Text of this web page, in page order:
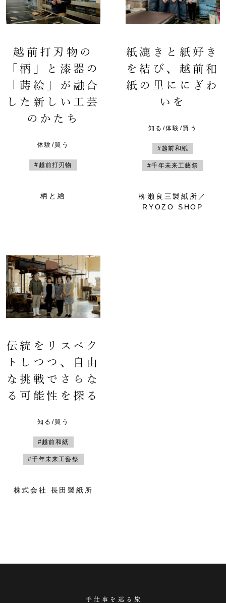
越前打刃物の
「柄」と漆器の
「蒔絵」が融合
した新しい工芸
のかたち
体験/買う
#越前打刃物
柄と繪
紙漉きと紙好き
を結び、越前和
紙の里ににぎわ
いを
知る/体験/買う
#越前和紙
#千年未来工藝祭
栁瀨良三製紙所／
RYOZO SHOP
伝統をリスペク
トしつつ、自由
な挑戦でさらな
る可能性を探る
知る/買う
#越前和紙
#千年未来工藝祭
株式会社 長田製紙所